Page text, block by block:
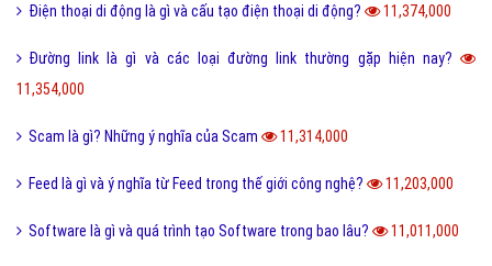
Điện thoại di động là gì và cấu tạo điện thoại di động? 11,374,000
Đường link là gì và các loại đường link thường gặp hiện nay?
11,354,000
Scam là gì? Những ý nghĩa của Scam 11,314,000
Feed là gì và ý nghĩa từ Feed trong thế giới công nghệ? 11,203,000
Software là gì và quá trình tạo Software trong bao lâu? 11,011,000